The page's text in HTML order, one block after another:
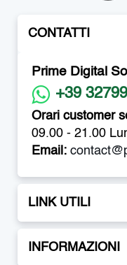
CONTATTI
Prime Digital
+39
Orari customer
09.00 - 21.00
Email:
LINK UTILI
INFORMAZIONI